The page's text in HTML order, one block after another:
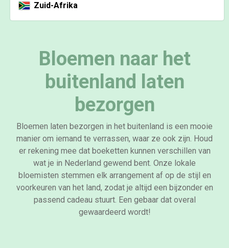
Zuid-Afrika
Bloemen naar het
buitenland laten
bezorgen
Bloemen laten bezorgen in het buitenland is een mooie
manier om iemand te verrassen, waar ze ook zijn. Houd
er rekening mee dat boeketten kunnen verschillen van
wat je in Nederland gewend bent. Onze lokale
bloemisten stemmen elk arrangement af op de stijl en
voorkeuren van het land, zodat je altijd een bijzonder en
passend cadeau stuurt. Een gebaar dat overal
gewaardeerd wordt!